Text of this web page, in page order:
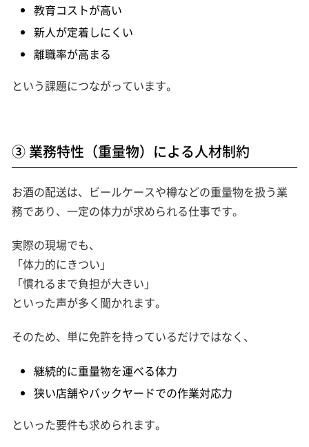
教育コストが高い
新人が定着しにくい
離職率が高まる
という課題につながっています。
③ 業務特性（重量物）による人材制約
お酒の配送は、ビールケースや樽などの重量物を扱う業
務であり、一定の体力が求められる仕事です。
実際の現場でも、
「体力的にきつい」
「慣れるまで負担が大きい」
といった声が多く聞かれます。
そのため、単に免許を持っているだけではなく、
継続的に重量物を運べる体力
狭い店舗やバックヤードでの作業対応力
といった要件も求められます。